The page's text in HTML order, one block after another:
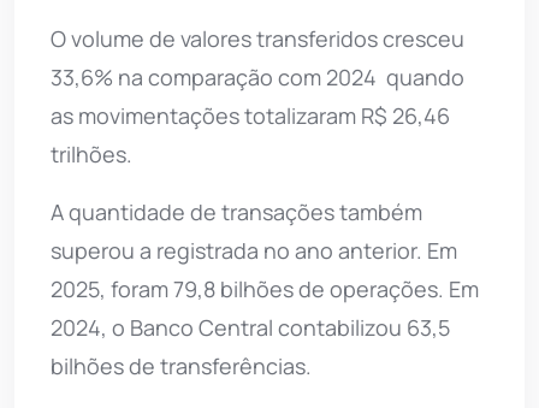
O volume de valores transferidos cresceu
33,6% na comparação com 2024  quando
as movimentações totalizaram R$ 26,46
trilhões.
A quantidade de transações também
superou a registrada no ano anterior. Em
2025, foram 79,8 bilhões de operações. Em
2024, o Banco Central contabilizou 63,5
bilhões de transferências.